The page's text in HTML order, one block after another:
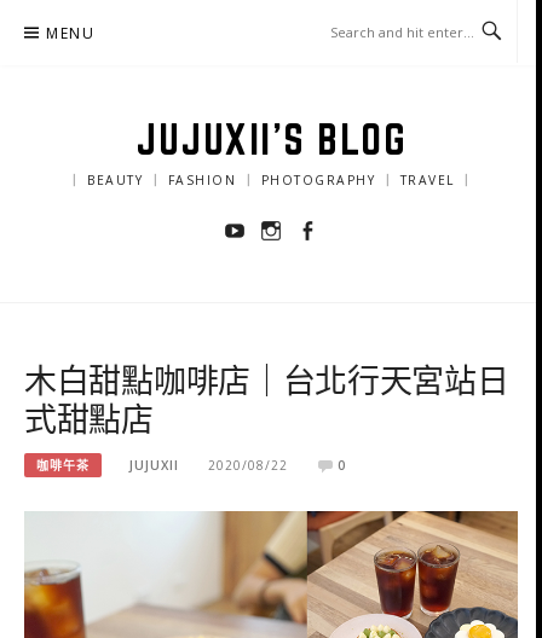
MENU
JUJUXII'S BLOG
｜ BEAUTY ｜ FASHION ｜ PHOTOGRAPHY ｜ TRAVEL ｜
YoutubeInstagram
木白甜點咖啡店｜台北行天宮站日
式甜點店
咖啡午茶 JUJUXII 2020/08/22 0